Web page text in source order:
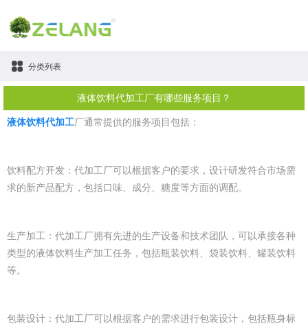
分类列表
液体饮料代加工厂有哪些服务项目？
液体饮料代加工厂通常提供的服务项目包括：
饮料配方开发：代加工厂可以根据客户的要求，设计研发符合市场需
求的新产品配方，包括口味、成分、糖度等方面的调配。
生产加工：代加工厂拥有先进的生产设备和技术团队，可以承接各种
类型的液体饮料生产加工任务，包括瓶装饮料、袋装饮料、罐装饮料
等。
包装设计：代加工厂可以根据客户的需求进行包装设计，包括瓶身标